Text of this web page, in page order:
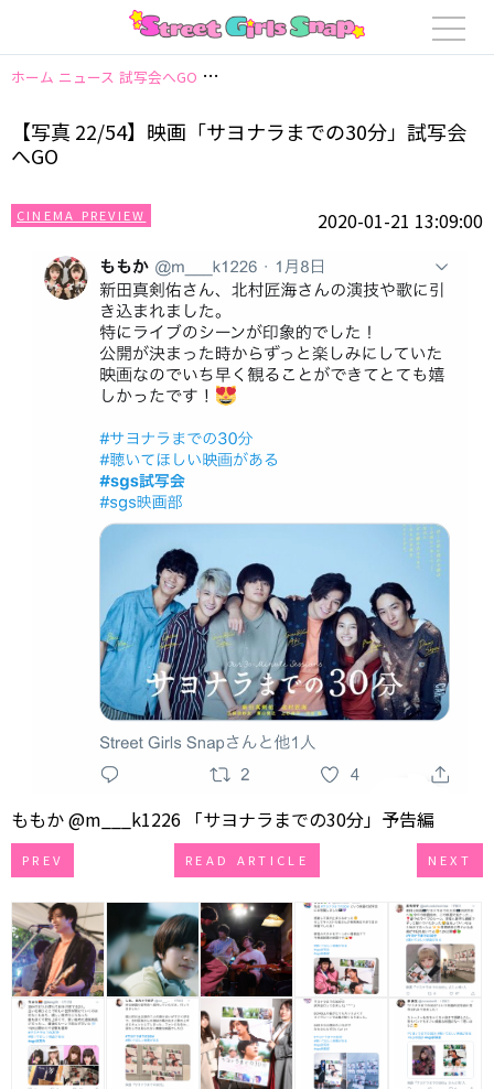
ホーム ニュース 試写会へGO 【写真 22/54】映画「サヨナラまでの30分」
【写真 22/54】映画「サヨナラまでの30分」試写会
へGO
CINEMA PREVIEW 2020-01-21 13:09:00
ももか @m___k1226 「サヨナラまでの30分」予告編
PREV READ ARTICLE NEXT